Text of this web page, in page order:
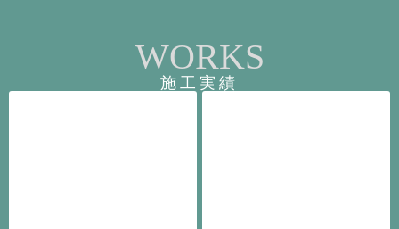
WORKS
施工実績